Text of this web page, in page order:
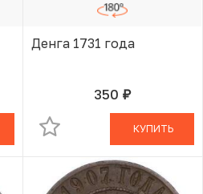
Денга 1731 года
350 руб.В КОРЗИНЕ
КУПИТЬ